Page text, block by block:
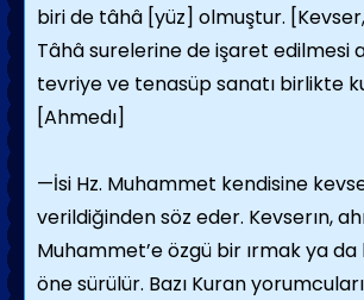
biri de tâhâ [yüz] olmuştur.
Tâhâ surelerine de işaret edilmesi
tevriye ve tenasüp sanatı birlikte
[Ahmedı]
—İsi Hz. Muhammet kendisine
verildiğinden söz eder. Kevserın,
Muhammet’e özgü bir ırmak ya
öne sürülür. Bazı Kuran